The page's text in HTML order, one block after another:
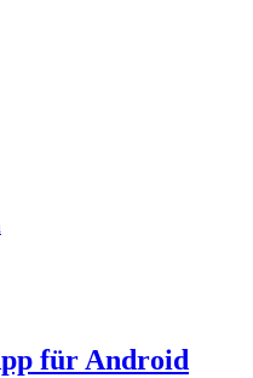
für Android